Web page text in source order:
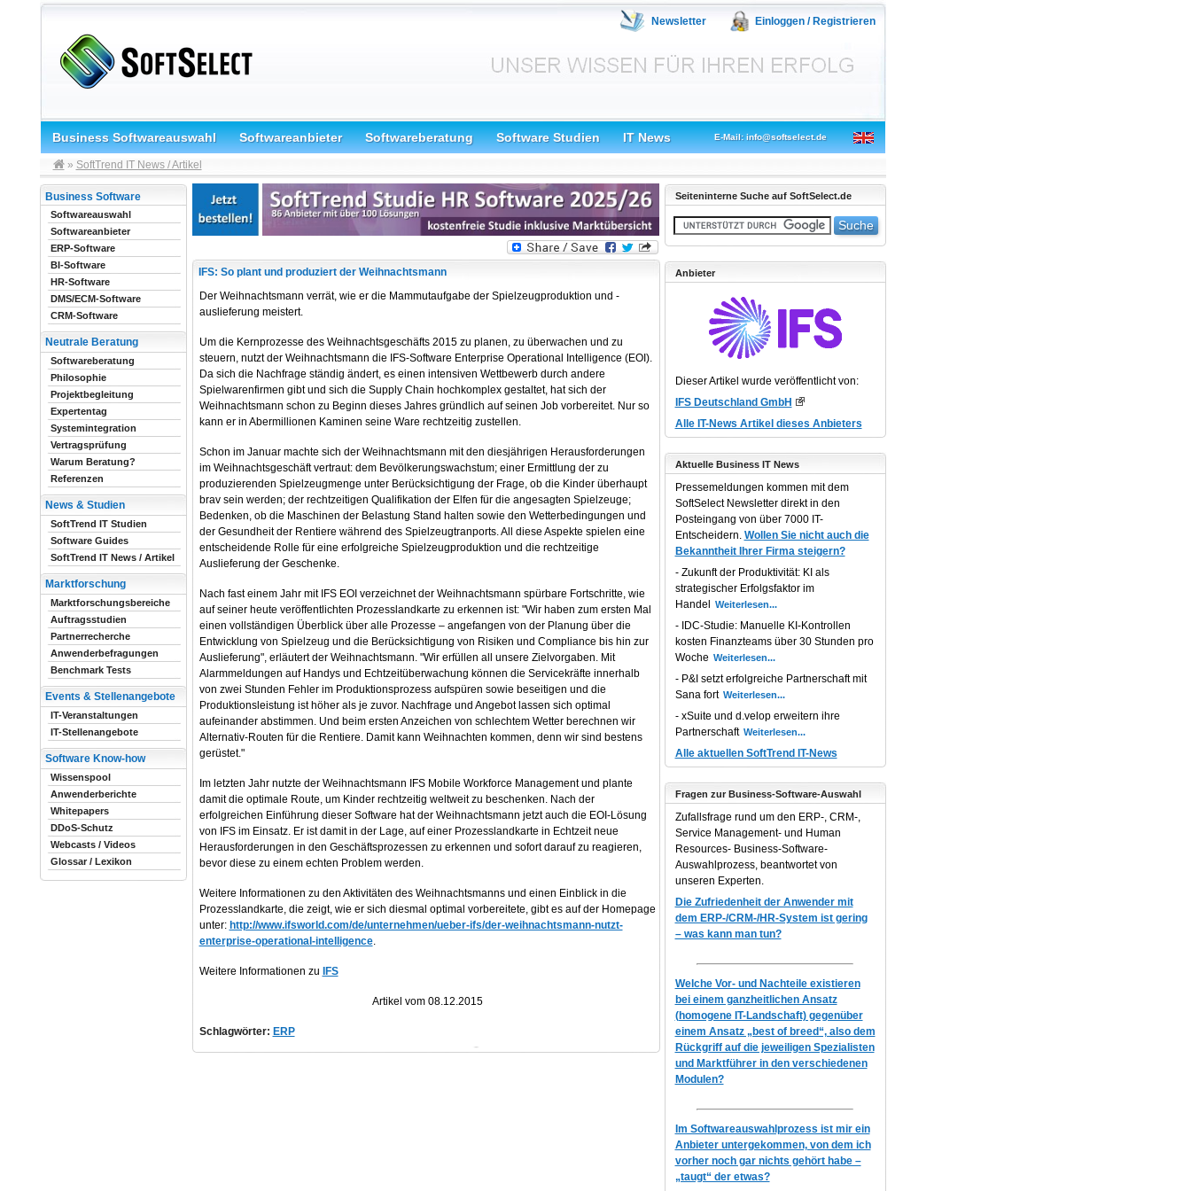
Newsletter Einloggen / Registrieren
Business Softwareauswahl Softwareanbieter Softwareberatung Software Studien IT News E-Mail: info@softselect.de
» SoftTrend IT News / Artikel
IFS: So plant und produziert der Weihnachtsmann
Der Weihnachtsmann verrät, wie er die Mammutaufgabe der Spielzeugproduktion und -
auslieferung meistert.
Um die Kernprozesse des Weihnachtsgeschäfts 2015 zu planen, zu überwachen und zu
steuern, nutzt der Weihnachtsmann die IFS-Software Enterprise Operational Intelligence (EOI).
Da sich die Nachfrage ständig ändert, es einen intensiven Wettbewerb durch andere
Spielwarenfirmen gibt und sich die Supply Chain hochkomplex gestaltet, hat sich der
Weihnachtsmann schon zu Beginn dieses Jahres gründlich auf seinen Job vorbereitet. Nur so
kann er in Abermillionen Kaminen seine Ware rechtzeitig zustellen.
Schon im Januar machte sich der Weihnachtsmann mit den diesjährigen Herausforderungen
im Weihnachtsgeschäft vertraut: dem Bevölkerungswachstum; einer Ermittlung der zu
produzierenden Spielzeugmenge unter Berücksichtigung der Frage, ob die Kinder überhaupt
brav sein werden; der rechtzeitigen Qualifikation der Elfen für die angesagten Spielzeuge;
Bedenken, ob die Maschinen der Belastung Stand halten sowie den Wetterbedingungen und
der Gesundheit der Rentiere während des Spielzeugtranports. All diese Aspekte spielen eine
entscheidende Rolle für eine erfolgreiche Spielzeugproduktion und die rechtzeitige
Auslieferung der Geschenke.
Nach fast einem Jahr mit IFS EOI verzeichnet der Weihnachtsmann spürbare Fortschritte, wie
auf seiner heute veröffentlichten Prozesslandkarte zu erkennen ist: "Wir haben zum ersten Mal
einen vollständigen Überblick über alle Prozesse – angefangen von der Planung über die
Entwicklung von Spielzeug und die Berücksichtigung von Risiken und Compliance bis hin zur
Auslieferung", erläutert der Weihnachtsmann. "Wir erfüllen all unsere Zielvorgaben. Mit
Alarmmeldungen auf Handys und Echtzeitüberwachung können die Servicekräfte innerhalb
von zwei Stunden Fehler im Produktionsprozess aufspüren sowie beseitigen und die
Produktionsleistung ist höher als je zuvor. Nachfrage und Angebot lassen sich optimal
aufeinander abstimmen. Und beim ersten Anzeichen von schlechtem Wetter berechnen wir
Alternativ-Routen für die Rentiere. Damit kann Weihnachten kommen, denn wir sind bestens
gerüstet."
Im letzten Jahr nutzte der Weihnachtsmann IFS Mobile Workforce Management und plante
damit die optimale Route, um Kinder rechtzeitig weltweit zu beschenken. Nach der
erfolgreichen Einführung dieser Software hat der Weihnachtsmann jetzt auch die EOI-Lösung
von IFS im Einsatz. Er ist damit in der Lage, auf einer Prozesslandkarte in Echtzeit neue
Herausforderungen in den Geschäftsprozessen zu erkennen und sofort darauf zu reagieren,
bevor diese zu einem echten Problem werden.
Weitere Informationen zu den Aktivitäten des Weihnachtsmanns und einen Einblick in die
Prozesslandkarte, die zeigt, wie er sich diesmal optimal vorbereitete, gibt es auf der Homepage
unter: http://www.ifsworld.com/de/unternehmen/ueber-ifs/der-weihnachtsmann-nutzt-
enterprise-operational-intelligence.
Weitere Informationen zu IFS
Artikel vom 08.12.2015
Schlagwörter: ERP
Business Software
Softwareauswahl
Softwareanbieter
ERP-Software
BI-Software
HR-Software
DMS/ECM-Software
CRM-Software
Neutrale Beratung
Softwareberatung
Philosophie
Projektbegleitung
Expertentag
Systemintegration
Vertragsprüfung
Warum Beratung?
Referenzen
News & Studien
SoftTrend IT Studien
Software Guides
SoftTrend IT News / Artikel
Marktforschung
Marktforschungsbereiche
Auftragsstudien
Partnerrecherche
Anwenderbefragungen
Benchmark Tests
Events & Stellenangebote
IT-Veranstaltungen
IT-Stellenangebote
Software Know-how
Wissenspool
Anwenderberichte
Whitepapers
DDoS-Schutz
Webcasts / Videos
Glossar / Lexikon
Seiteninterne Suche auf SoftSelect.de
Anbieter
Dieser Artikel wurde veröffentlicht von:
IFS Deutschland GmbH
Alle IT-News Artikel dieses Anbieters
Aktuelle Business IT News
Pressemeldungen kommen mit dem
SoftSelect Newsletter direkt in den
Posteingang von über 7000 IT-
Entscheidern. Wollen Sie nicht auch die
Bekanntheit Ihrer Firma steigern?
Zukunft der Produktivität: KI als
strategischer Erfolgsfaktor im
Handel
IDC-Studie: Manuelle KI-Kontrollen
kosten Finanzteams über 30 Stunden pro
Woche
P&I setzt erfolgreiche Partnerschaft mit
Sana fort
xSuite und d.velop erweitern ihre
Partnerschaft
Alle aktuellen SoftTrend IT-News
Fragen zur Business-Software-Auswahl
Zufallsfrage rund um den ERP-, CRM-,
Service Management- und Human
Resources- Business-Software-
Auswahlprozess, beantwortet von
unseren Experten.
Die Zufriedenheit der Anwender mit
dem ERP-/CRM-/HR-System ist gering
– was kann man tun?
Welche Vor- und Nachteile existieren
bei einem ganzheitlichen Ansatz
(homogene IT-Landschaft) gegenüber
einem Ansatz „best of breed“, also dem
Rückgriff auf die jeweiligen Spezialisten
und Marktführer in den verschiedenen
Modulen?
Im Softwareauswahlprozess ist mir ein
Anbieter untergekommen, von dem ich
vorher noch gar nichts gehört habe –
„taugt“ der etwas?